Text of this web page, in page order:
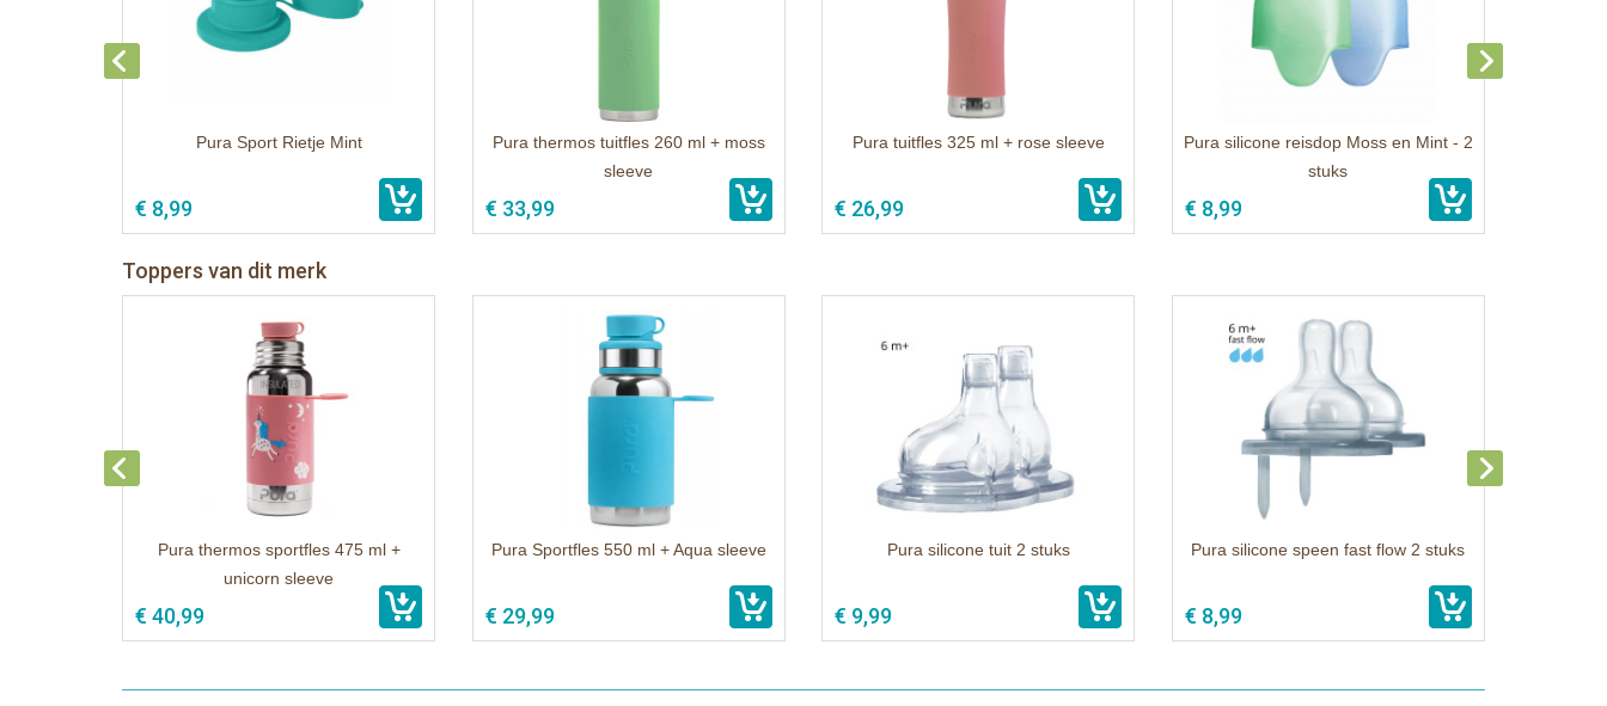
Pura Sport Rietje Mint
€ 8,99
Pura thermos tuitfles 260 ml + moss
sleeve
€ 33,99
Pura tuitfles 325 ml + rose sleeve
€ 26,99
Pura silicone reisdop Moss en Mint - 2
stuks
€ 8,99
Toppers van dit merk
Pura thermos sportfles 475 ml +
unicorn sleeve
€ 40,99
Pura Sportfles 550 ml + Aqua sleeve
€ 29,99
Pura silicone tuit 2 stuks
€ 9,99
Pura silicone speen fast flow 2 stuks
€ 8,99